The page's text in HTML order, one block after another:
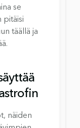
se
pitäisi
täällä ja
näiden